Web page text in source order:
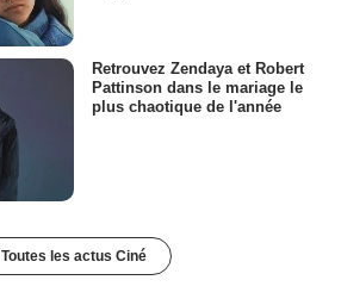
Retrouvez Zendaya et Robert
Pattinson dans le mariage le
plus chaotique de l'année
Toutes les actus Ciné